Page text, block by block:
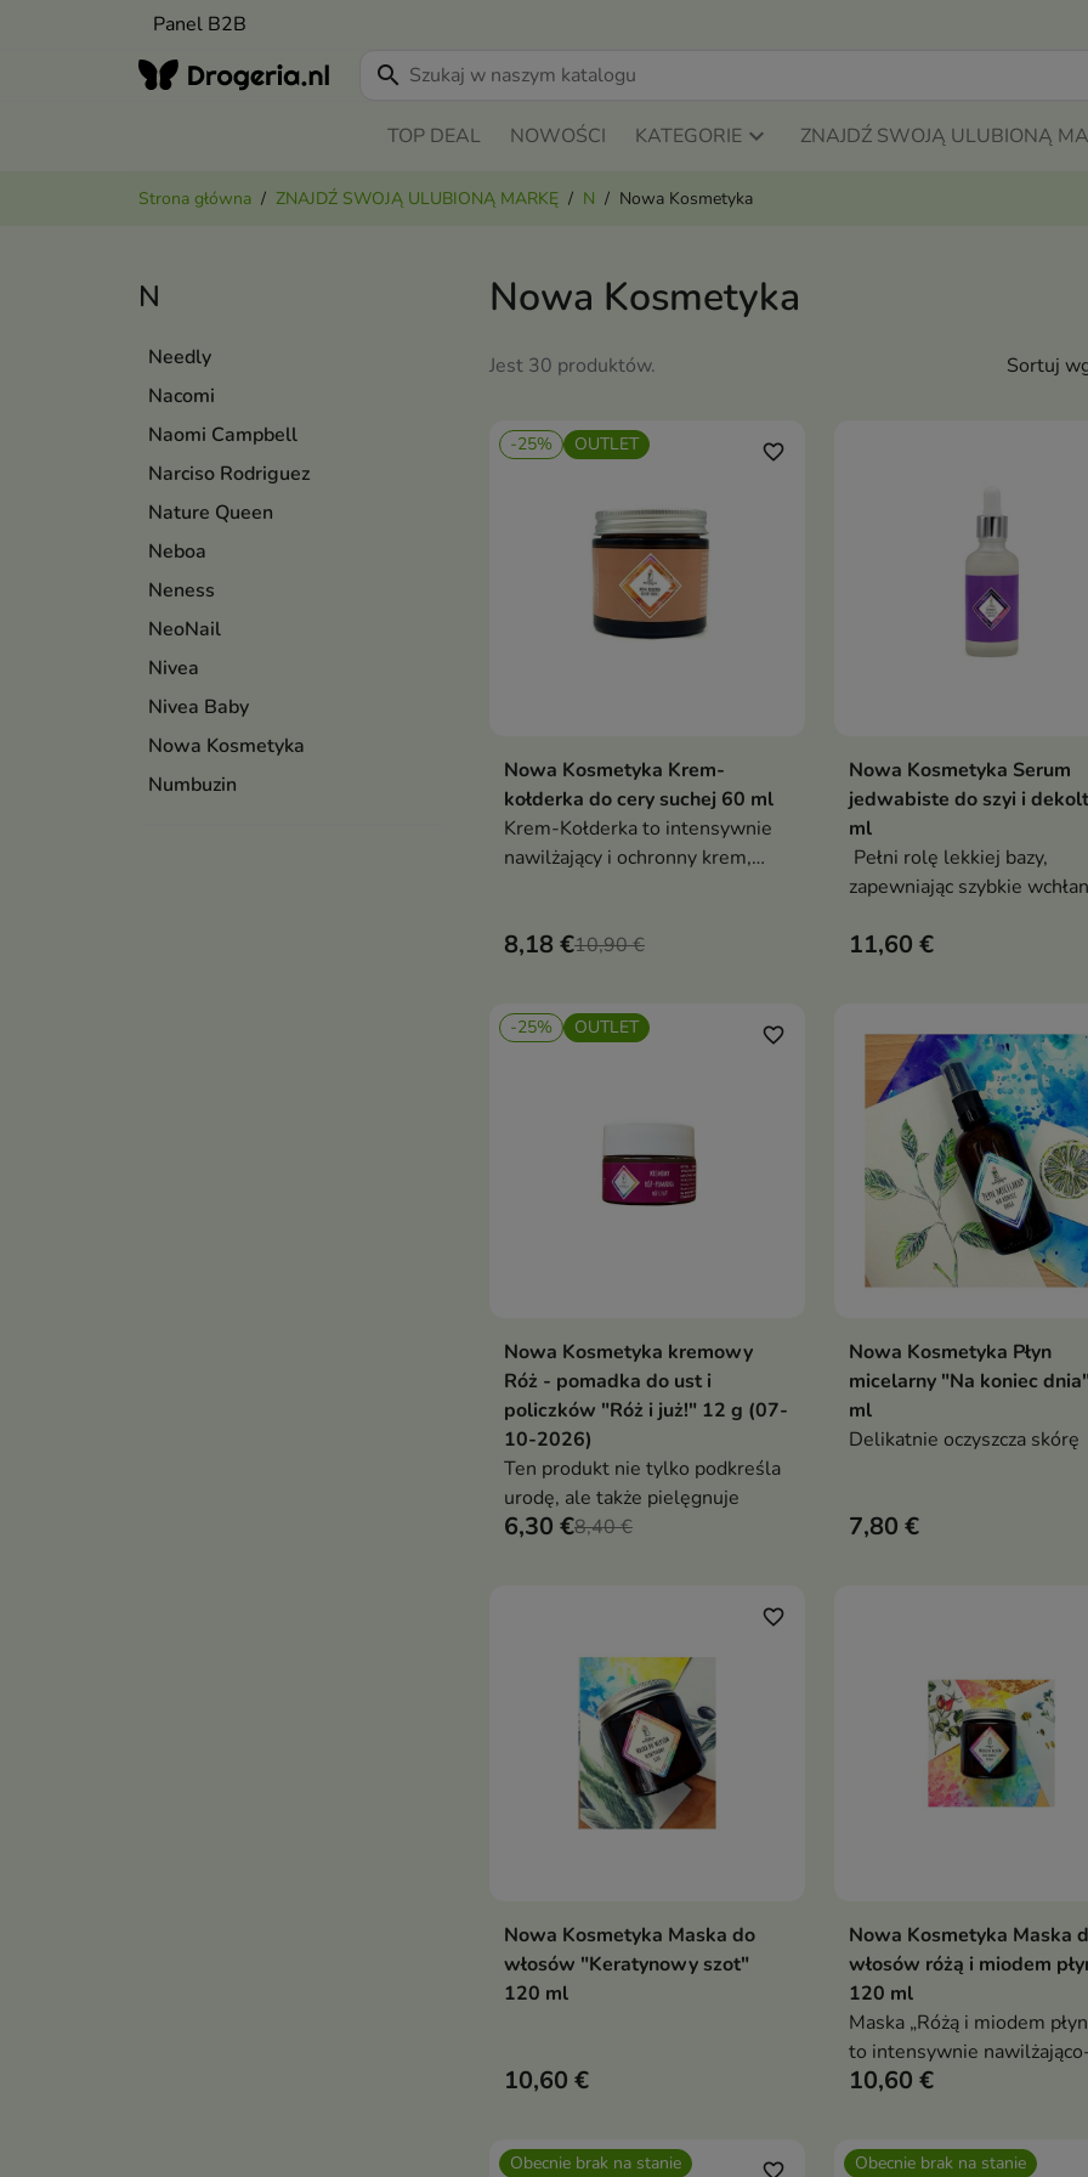
Panel B2B
search
TOP DEAL NOWOŚCI KATEGORIE ZNAJDŹ SWOJĄ ULUBIONĄ
Strona główna ZNAJDŹ SWOJĄ ULUBIONĄ MARKĘ N Nowa Kosmetyka
N
Needly
Nacomi
Naomi Campbell
Narciso Rodriguez
Nature Queen
Neboa
Neness
NeoNail
Nivea
Nivea Baby
Nowa Kosmetyka
Numbuzin
Nowa Kosmetyka
Jest 30 produktów. Sortuj
-25% OUTLET
Dodaj do koszyka
favorite_border
Nowa Kosmetyka Krem-
kołderka do cery suchej 60 ml
Krem-Kołderka to intensywnie
nawilżający i ochronny krem,
8,18 €10,90 €
Dodaj do
Nowa Kosmetyka Serum
jedwabiste do szyi i
ml
Pełni rolę lekkiej bazy,
zapewniając szybkie
aktywnych bez obciążania
11,60 €
-25% OUTLET
Dodaj do koszyka
favorite_border
Nowa Kosmetyka kremowy
Róż - pomadka do ust i
policzków "Róż i już!" 12 g (07-
10-2026)
Ten produkt nie tylko podkreśla
urodę, ale także pielęgnuje
6,30 €8,40 €
Dodaj do
Nowa Kosmetyka Płyn
micelarny "Na koniec
ml
Delikatnie oczyszcza skórę
7,80 €
Dodaj do koszyka
favorite_border
Nowa Kosmetyka Maska do
włosów "Keratynowy szot"
120 ml
10,60 €
Dodaj do
Nowa Kosmetyka Maska
włosów różą i miodem
120 ml
Maska „Różą i miodem
to intensywnie
wygładzająca pielęgnacja,
10,60 €
Obecnie brak na stanie favorite_border Obecnie brak na stanie